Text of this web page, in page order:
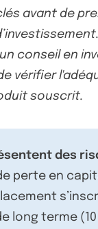
avant de
conseil en
vérifier
souscrit.
des
perte en
long terme